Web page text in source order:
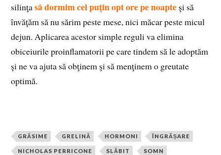
silinţasă dormim cel puţin opt ore pe noapte şi să
învăţăm să nu sărim peste mese, nici măcar peste micul
dejun. Aplicarea acestor simple reguli va elimina
obiceiurile proinflamatorii pe care tindem să le adoptăm
şi ne va ajuta să obţinem şi să menţinem o greutate
optimă.
GRĂSIME GRELINĂ HORMONI ÎNGRĂȘARE
NICHOLAS PERRICONE SLĂBIT SOMN